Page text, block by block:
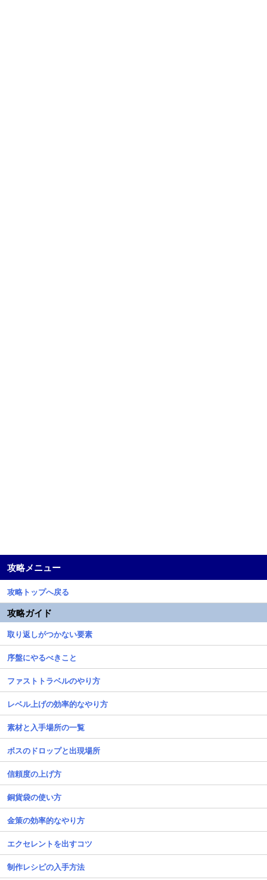
攻略メニュー
攻略トップへ戻る
攻略ガイド
取り返しがつかない要素
序盤にやるべきこと
ファストトラベルのやり方
レベル上げの効率的なやり方
素材と入手場所の一覧
ボスのドロップと出現場所
信頼度の上げ方
銅貨袋の使い方
金策の効率的なやり方
エクセレントを出すコツ
制作レシピの入手方法